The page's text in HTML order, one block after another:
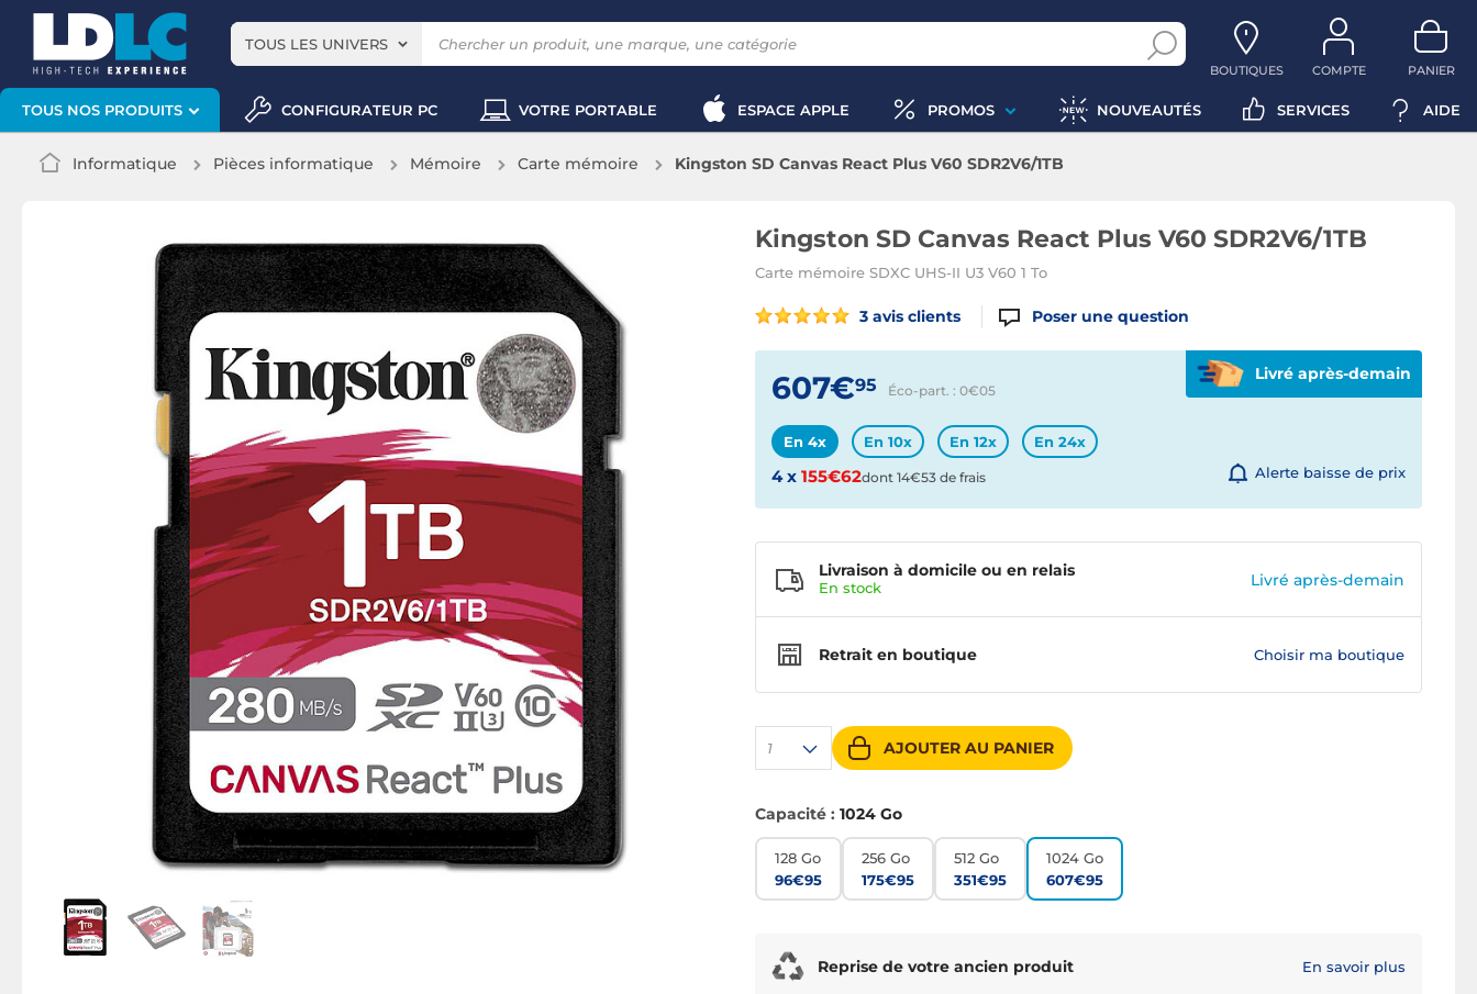
TOUS LES UNIVERS
BOUTIQUES COMPTE PANIER
TOUS NOS PRODUITS CONFIGURATEUR PC VOTRE PORTABLE ESPACE APPLE PROMOS NOUVEAUTÉS SERVICES AIDE
Informatique Pièces informatique Mémoire Carte mémoire Kingston SD Canvas React Plus V60 SDR2V6/1TB
Kingston SD Canvas React Plus V60 SDR2V6/1TB
Carte mémoire SDXC UHS-II U3 V60 1 To
3 avis clients Poser une question
607€95 Éco-part. : 0€05
Livré après-demain
En 4x En 10x En 12x En 24x
4 x 155€62dont 14€53 de frais Alerte baisse de prix
1 AJOUTER AU PANIER
Livraison à domicile ou en relais
En stock Livré après-demain
Retrait en boutique Choisir ma boutique
Capacité : 1024 Go
128 Go
96€95
256 Go
175€95
512 Go
351€95
1024 Go
607€95
Reprise de votre ancien produit En savoir plus